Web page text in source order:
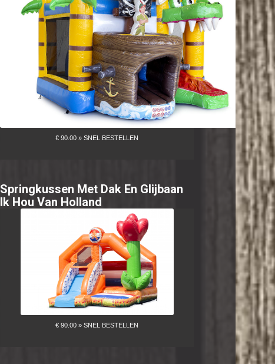
Springkussen Met Dak En Glijbaan
Ik Hou Van Holland